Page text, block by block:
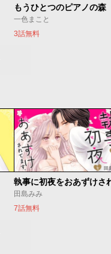
一色まこと
3話無料
田島みみ
7話無料